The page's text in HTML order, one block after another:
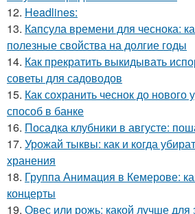
12. Headlines:
13. Капсула времени для чеснока:
полезные свойства на долгие годы
14. Как прекратить выкидывать
советы для садоводов
15. Как сохранить чеснок до нового
способ в банке
16. Посадка клубники в августе:
17. Урожай тыквы: как и когда
хранения
18. Группа Анимация в Кемерове:
концерты
19. Овес или рожь: какой лучше для